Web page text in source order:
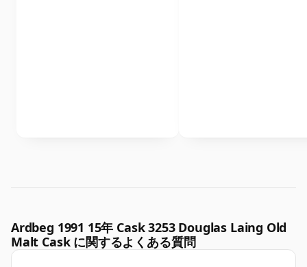
Ardbeg 1991 15年 Cask 3253 Douglas Laing Old
Malt Cask に関するよくある質問